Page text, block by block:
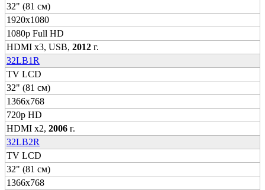
32" (81 см)
1920x1080
1080p Full HD
HDMI x3, USB, 2012 г.
32LB1R
TV LCD
32" (81 см)
1366x768
720p HD
HDMI x2, 2006 г.
32LB2R
TV LCD
32" (81 см)
1366x768